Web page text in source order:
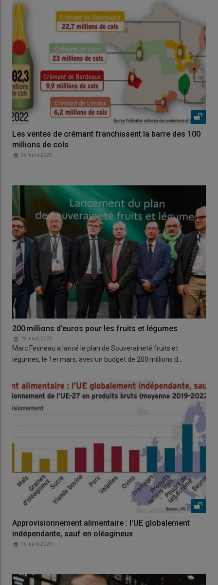
Les ventes de crémant franchissent la barre des 100
millions de cols
25 mars 2023
200 millions d’euros pour les fruits et légumes
19 mars 2023
Marc Fesneau a lancé le plan de Souveraineté fruits et
légumes, le 1er mars, avec un budget de 200 millions d…
Approvisionnement alimentaire : l’UE globalement
indépendante, sauf en oléagineux
15 mars 2023